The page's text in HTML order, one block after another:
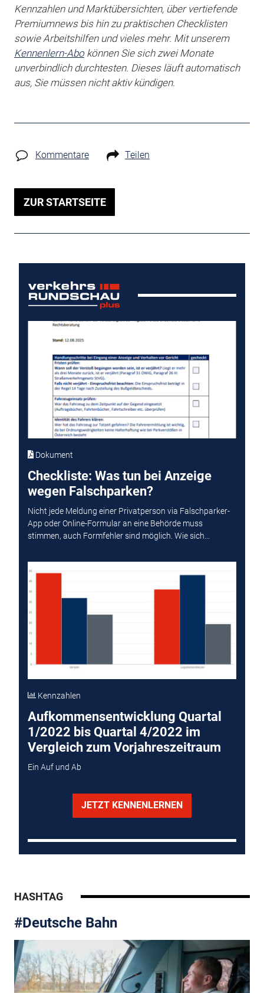
Kennzahlen und Marktübersichten, über vertiefende
Premiumnews bis hin zu praktischen Checklisten
sowie Arbeitshilfenund vieles mehr. Mit unserem
Kennenlern-Abokönnen Sie sich zwei Monate
unverbindlich durchtesten. Dieses läuft automatisch
aus, Sie müssen nicht aktiv kündigen.
Kommentare Teilen
ZUR STARTSEITE
Dokument
Checkliste: Was tun bei Anzeige
wegen Falschparken?
Nicht jede Meldung einer Privatperson via Falschparker-
App oder Online-Formular an eine Behörde muss
stimmen, auch Formfehler sind möglich. Wie sich...
Kennzahlen
Aufkommensentwicklung Quartal
1/2022 bis Quartal 4/2022 im
Vergleich zum Vorjahreszeitraum
Ein Auf und Ab
JETZT KENNENLERNEN
HASHTAG
#Deutsche Bahn